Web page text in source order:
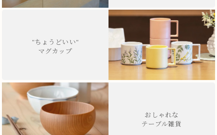
"ちょうどいい"
マグカップ
おしゃれな
テーブル雑貨